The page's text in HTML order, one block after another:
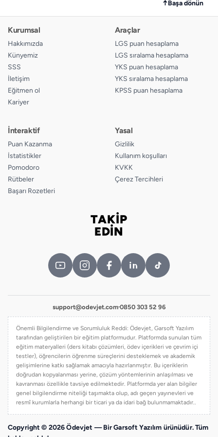
↑Başa dönün
Kurumsal
Hakkımızda
Künyemiz
SSS
İletişim
Eğitmen ol
Kariyer
Araçlar
LGS puan hesaplama
LGS sıralama hesaplama
YKS puan hesaplama
YKS sıralama hesaplama
KPSS puan hesaplama
İnteraktif
Puan Kazanma
İstatistikler
Pomodoro
Rütbeler
Başarı Rozetleri
Yasal
Gizlilik
Kullanım koşulları
KVKK
Çerez Tercihleri
TAKİP
EDİN
support@odevjet.com·0850 303 52 96
Önemli Bilgilendirme ve Sorumluluk Reddi: Ödevjet, Garsoft Yazılım
tarafından geliştirilen bir eğitim platformudur. Platformda sunulan tüm
eğitim materyalleri (ders kitabı çözümleri, ödev içerikleri ve çevrim içi
testler), öğrencilerin öğrenme süreçlerini desteklemek ve akademik
gelişimlerine katkı sağlamak amacıyla hazırlanmıştır. Bu içeriklerin
doğrudan kopyalanması yerine, çözüm yöntemlerinin anlaşılması ve
kavranması özellikle tavsiye edilmektedir. Platformda yer alan bilgiler
genel bilgilendirme niteliği taşımakta olup, adı geçen yayınevleri ve
resmî kurumlarla herhangi bir ticari ya da idari bağ bulunmamaktadır..
Copyright © 2026 Ödevjet — Bir Garsoft Yazılım ürünüdür. Tüm